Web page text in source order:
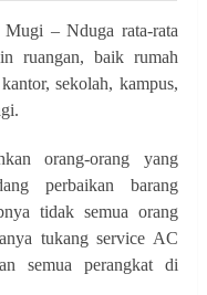
– Nduga rata-rata
ruangan, baik rumah
sekolah, kampus,
orang-orang yang
perbaikan barang
tidak semua orang
tukang service AC
semua perangkat di